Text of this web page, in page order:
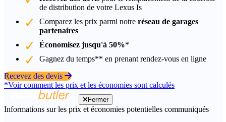
de distribution de votre Lexus Is
Comparez les prix parmi notre réseau de garages
partenaires
Économisez jusqu'à 50%*
Gagnez du temps** en prenant rendez-vous en ligne
Recevez des devis
*Voir comment les prix et les économies sont calculés
Fermer
Informations sur les prix et économies potentielles communiqués